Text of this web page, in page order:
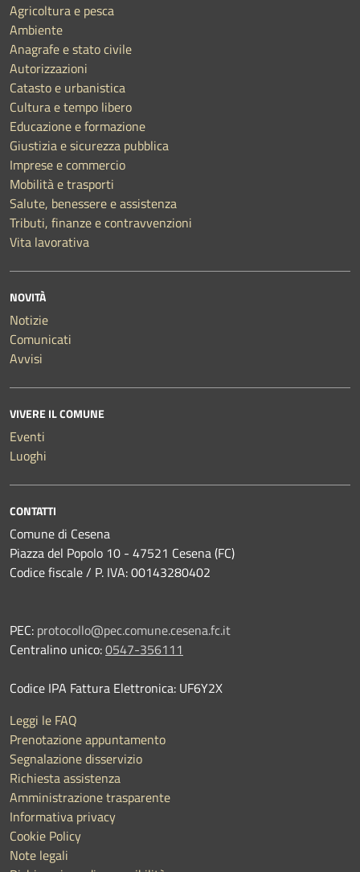
Agricoltura e pesca
Ambiente
Anagrafe e stato civile
Autorizzazioni
Catasto e urbanistica
Cultura e tempo libero
Educazione e formazione
Giustizia e sicurezza pubblica
Imprese e commercio
Mobilità e trasporti
Salute, benessere e assistenza
Tributi, finanze e contravvenzioni
Vita lavorativa
NOVITÀ
Notizie
Comunicati
Avvisi
VIVERE IL COMUNE
Eventi
Luoghi
CONTATTI
Comune di Cesena
Piazza del Popolo 10 - 47521 Cesena (FC)
Codice fiscale / P. IVA: 00143280402
PEC: protocollo@pec.comune.cesena.fc.it
Centralino unico:0547-356111
Codice IPA Fattura Elettronica: UF6Y2X
Leggi le FAQ
Prenotazione appuntamento
Segnalazione disservizio
Richiesta assistenza
Amministrazione trasparente
Informativa privacy
Cookie Policy
Note legali